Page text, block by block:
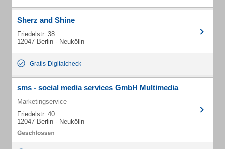
Sherz and Shine
Friedelstr. 38
12047 Berlin - Neukölln
Gratis-Digitalcheck
sms - social media services GmbH Multimedia
Marketingservice
Friedelstr. 40
12047 Berlin - Neukölln